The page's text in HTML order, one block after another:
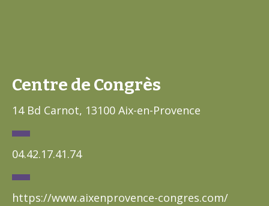
Centre de Congrès
14 Bd Carnot, 13100 Aix-en-Provence
04.42.17.41.74
https://www.aixenprovence-congres.com/